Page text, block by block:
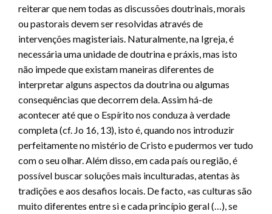
reiterar que nem todas as discussões doutrinais, morais
ou pastorais devem ser resolvidas através de
intervenções magisteriais. Naturalmente, na Igreja, é
necessária uma unidade de doutrina e práxis, mas isto
não impede que existam maneiras diferentes de
interpretar alguns aspectos da doutrina ou algumas
consequências que decorrem dela. Assim há-de
acontecer até que o Espírito nos conduza à verdade
completa (cf. Jo 16, 13), isto é, quando nos introduzir
perfeitamente no mistério de Cristo e pudermos ver tudo
com o seu olhar. Além disso, em cada país ou região, é
possível buscar soluções mais inculturadas, atentas às
tradições e aos desafios locais. De facto, «as culturas são
muito diferentes entre si e cada princípio geral (…), se